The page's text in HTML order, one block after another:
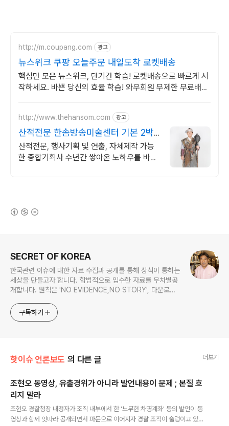
http://m.coupang.com 광고
뉴스위크 쿠팡 오늘주문 내일도착 로켓배송
핵심만 모은 뉴스위크, 단기간 학습! 로켓배송으로 빠르게 시
작하세요. 바쁜 당신의 효율 학습! 와우회원 무제한 무료배송
http://www.thehansom.com 광고
산적전문 한솜방송미술센터 기본 2박
3일의 대여기간!
산적전문, 행사기획 및 연출, 자체제작 가능
한 종합기획사 수년간 쌓아온 노하우를 바탕
SECRET OF KOREA
한국관련 이슈에 대한 자료 수집과 공개를 통해 상식이 통하는
세상을 만들고자 합니다. 합법적으로 입수한 자료를 무차별공
개합니다. 원칙은 'NO EVIDENCE,NO STORY', 다운로드
jesim56@gmail.com, 안보일때는 구글리더나 RSS로!!
구독하기
핫이슈 언론보도 의 다른 글 더보기
조현오 동영상, 유출경위가 아니라 발언내용이 문제 ; 본질 흐
리지 말라
조현오 경찰청장 내정자가 조직 내부에서 한 '노무현 차명계좌' 등의 발언이 동
영상과 함께 잇따라 공개되면서 파문으로 이어지자 경찰 조직이 술렁이고 있다.